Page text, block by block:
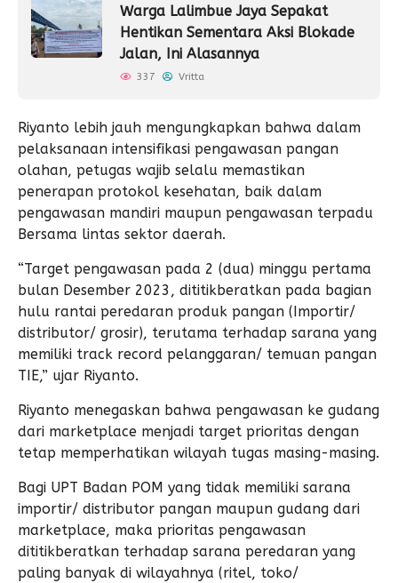
Warga Lalimbue Jaya Sepakat
Hentikan Sementara Aksi Blokade
Jalan, Ini Alasannya
337 Vritta
Riyanto lebih jauh mengungkapkan bahwa dalam
pelaksanaan intensifikasi pengawasan pangan
olahan, petugas wajib selalu memastikan
penerapan protokol kesehatan, baik dalam
pengawasan mandiri maupun pengawasan terpadu
Bersama lintas sektor daerah.
“Target pengawasan pada 2 (dua) minggu pertama
bulan Desember 2023, dititikberatkan pada bagian
hulu rantai peredaran produk pangan (Importir/
distributor/ grosir), terutama terhadap sarana yang
memiliki track record pelanggaran/ temuan pangan
TIE,” ujar Riyanto.
Riyanto menegaskan bahwa pengawasan ke gudang
dari marketplace menjadi target prioritas dengan
tetap memperhatikan wilayah tugas masing-masing.
Bagi UPT Badan POM yang tidak memiliki sarana
importir/ distributor pangan maupun gudang dari
marketplace, maka prioritas pengawasan
dititikberatkan terhadap sarana peredaran yang
paling banyak di wilayahnya (ritel, toko/